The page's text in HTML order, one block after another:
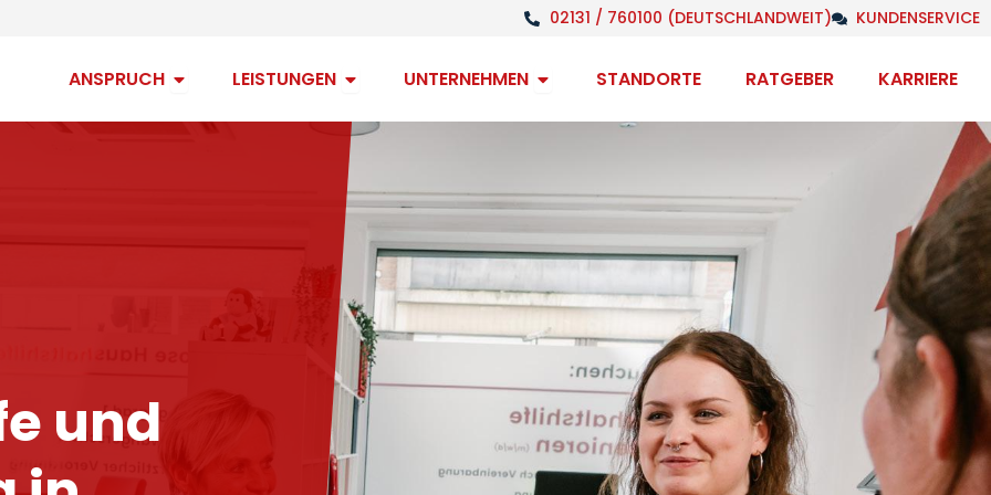
02131 / 760100 (DEUTSCHLANDWEIT) KUNDENSERVICE
ANSPRUCH Open Anspruch
LEISTUNGEN Open Leistungen
UNTERNEHMEN Open Unternehmen
STANDORTE RATGEBER KARRIERE
und